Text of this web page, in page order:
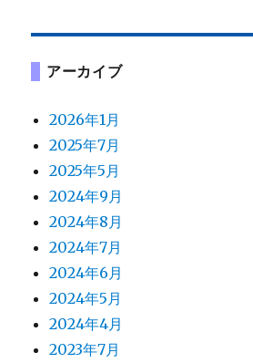
アーカイブ
2026年1月
2025年7月
2025年5月
2024年9月
2024年8月
2024年7月
2024年6月
2024年5月
2024年4月
2023年7月